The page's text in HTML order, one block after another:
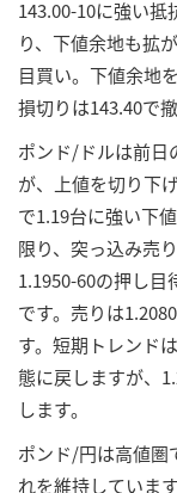
143.00-10に強い抵
り、下値余地も拡
目買い。下値余地
損切りは143.40で
ポンド/ドルは前日
が、上値を切り下
で1.19台に強い下
限り、突っ込み売
1.1950-60の押し目
です。売りは
す。短期トレンド
態に戻しますが、
します。
ポンド/円は高値圏
れを維持していま